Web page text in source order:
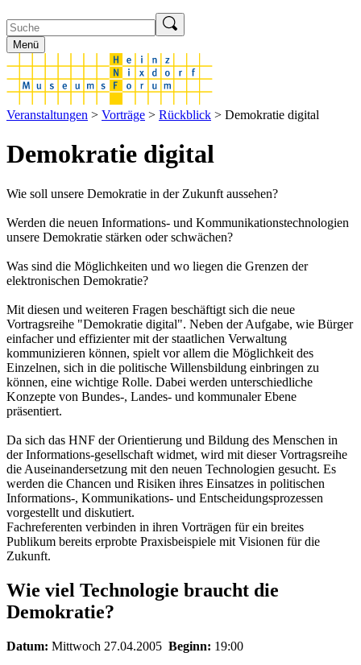
Menü
Veranstaltungen > Vorträge > Rückblick > Demokratie digital
Demokratie digital
Wie soll unsere Demokratie in der Zukunft aussehen?
Werden die neuen Informations- und Kommunikationstechnologien
unsere Demokratie stärken oder schwächen?
Was sind die Möglichkeiten und wo liegen die Grenzen der
elektronischen Demokratie?
Mit diesen und weiteren Fragen beschäftigt sich die neue
Vortragsreihe "Demokratie digital". Neben der Aufgabe, wie Bürger
einfacher und effizienter mit der staatlichen Verwaltung
kommunizieren können, spielt vor allem die Möglichkeit des
Einzelnen, sich in die politische Willensbildung einbringen zu
können, eine wichtige Rolle. Dabei werden unterschiedliche
Konzepte von Bundes-, Landes- und kommunaler Ebene
präsentiert.
Da sich das HNF der Orientierung und Bildung des Menschen in
der Informations-gesellschaft widmet, wird mit dieser Vortragsreihe
die Auseinandersetzung mit den neuen Technologien gesucht. Es
werden die Chancen und Risiken ihres Einsatzes in politischen
Informations-, Kommunikations- und Entscheidungsprozessen
vorgestellt und diskutiert.
Fachreferenten verbinden in ihren Vorträgen für ein breites
Publikum bereits erprobte Praxisbeispiele mit Visionen für die
Zukunft.
Wie viel Technologie braucht die
Demokratie?
Datum: Mittwoch 27.04.2005 Beginn: 19:00